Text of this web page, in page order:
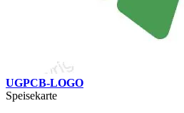
UGPCB-LOGO
Speisekarte